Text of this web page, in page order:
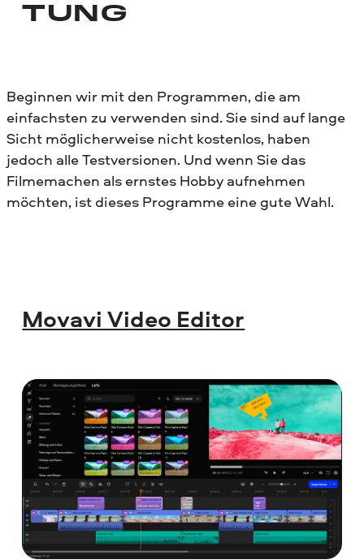
TUNG
Beginnen wir mit den Programmen, die am
einfachsten zu verwenden sind. Sie sind auf lange
Sicht möglicherweise nicht kostenlos, haben
jedoch alle Testversionen. Und wenn Sie das
Filmemachen als ernstes Hobby aufnehmen
möchten, ist dieses Programme eine gute Wahl.
Movavi Video Editor